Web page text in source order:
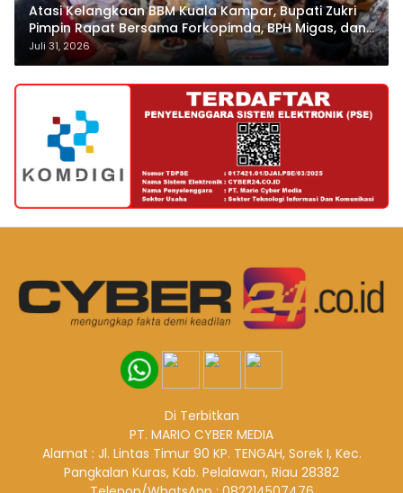
Atasi Kelangkaan BBM Kuala Kampar, Bupati Zukri
Pimpin Rapat Bersama Forkopimda, BPH Migas, dan
Pertamina
Juli 31, 2026
Di Terbitkan
PT. MARIO CYBER MEDIA
Alamat : Jl. Lintas Timur 90 KP. TENGAH, Sorek I, Kec.
Pangkalan Kuras, Kab. Pelalawan, Riau 28382